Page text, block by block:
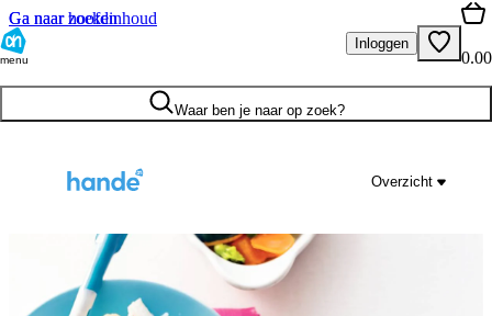
Ga naar hoofdinhoud
Ga naar zoeken
menu
Inloggen
0.00
Waar ben je naar op zoek?
Overzicht